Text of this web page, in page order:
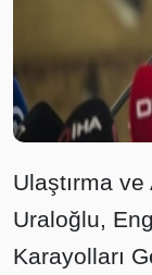
Ulaştırma ve
Uraloğlu,
Karayolları